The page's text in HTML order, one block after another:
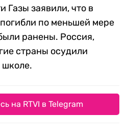
Газы заявили, что в
по меньшей мере
ранены. Россия,
страны осудили
школе.
на RTVI в Telegram